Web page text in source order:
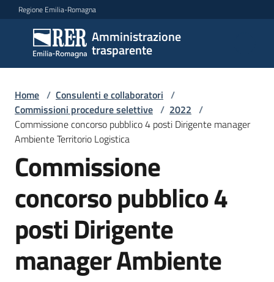
Vai al contenuto
Vai alla navigazione
Vai al footer
Regione Emilia-Romagna
Amministrazione
trasparente
Amministrazione
trasparente
Sottosezioni
Accesso
Home / Consulenti e collaboratori /
Commissioni procedure selettive / 2022 /
Commissione concorso pubblico 4 posti Dirigente manager
Ambiente Territorio Logistica
Commissione
concorso pubblico 4
posti Dirigente
manager Ambiente